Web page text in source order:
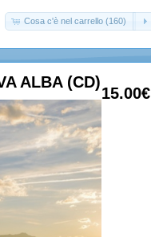
Cosa c'è nel carrello (160)
15.00€
ALBA (CD)